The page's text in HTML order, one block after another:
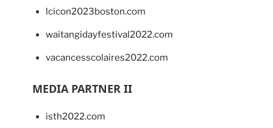
lcicon2023boston.com
waitangidayfestival2022.com
vacancesscolaires2022.com
MEDIA PARTNER II
isth2022.com